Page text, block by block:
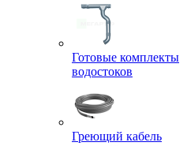
Готовые комплекты
водостоков
Греющий кабель